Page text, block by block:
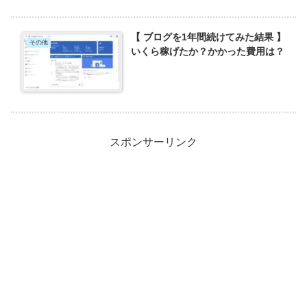
その他
【 ブログを1年間続けてみた結果 】
いくら稼げたか？かかった費用は？
スポンサーリンク